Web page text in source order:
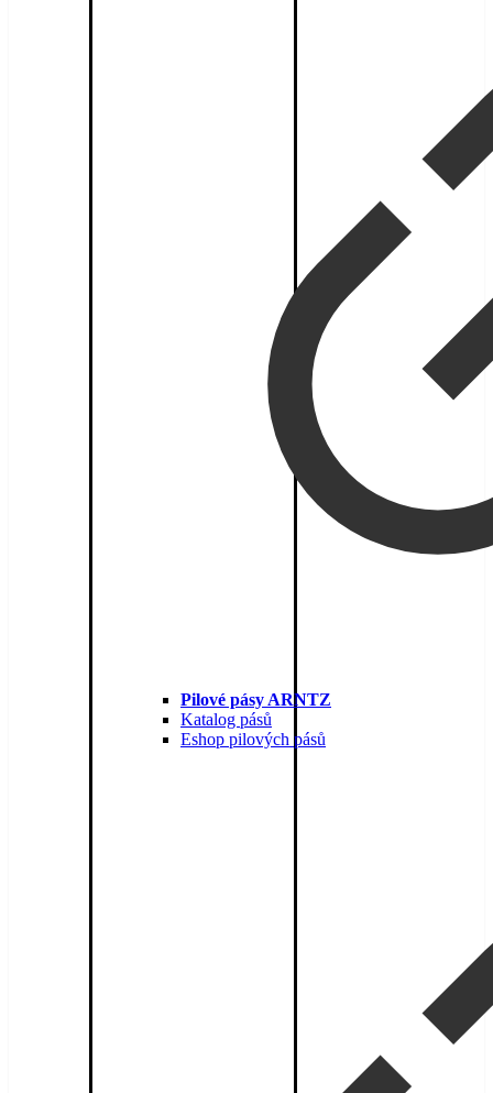
Pilové pásy ARNTZ
Katalog pásů
Eshop pilových pásů